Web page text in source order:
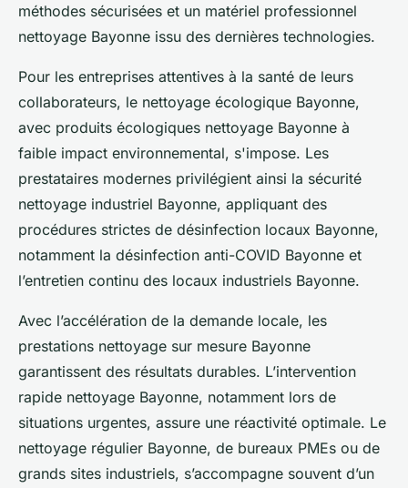
méthodes sécurisées et un matériel professionnel
nettoyage Bayonne issu des dernières technologies.
Pour les entreprises attentives à la santé de leurs
collaborateurs, le nettoyage écologique Bayonne,
avec produits écologiques nettoyage Bayonne à
faible impact environnemental, s'impose. Les
prestataires modernes privilégient ainsi la sécurité
nettoyage industriel Bayonne, appliquant des
procédures strictes de désinfection locaux Bayonne,
notamment la désinfection anti-COVID Bayonne et
l’entretien continu des locaux industriels Bayonne.
Avec l’accélération de la demande locale, les
prestations nettoyage sur mesure Bayonne
garantissent des résultats durables. L’intervention
rapide nettoyage Bayonne, notamment lors de
situations urgentes, assure une réactivité optimale. Le
nettoyage régulier Bayonne, de bureaux PMEs ou de
grands sites industriels, s’accompagne souvent d’un